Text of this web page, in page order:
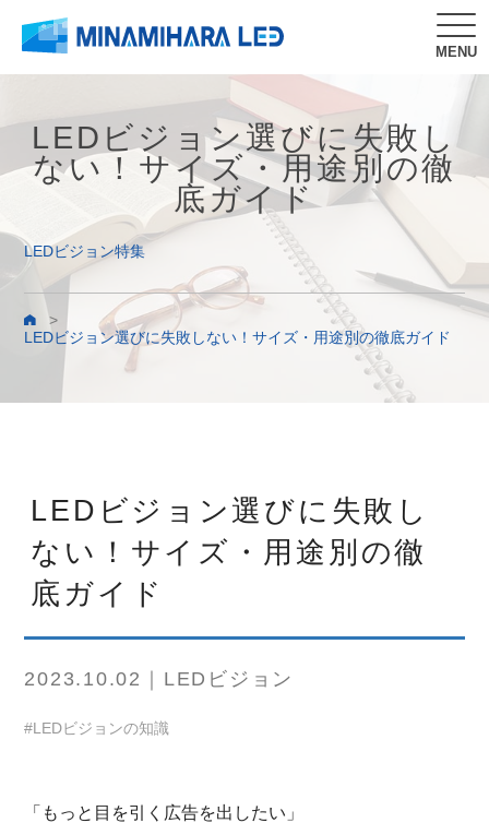
MENU
LEDビジョン選びに失敗し
ない！サイズ・用途別の徹
底ガイド
LEDビジョン特集
>
LEDビジョン選びに失敗しない！サイズ・用途別の徹底ガイド
LEDビジョン選びに失敗し
ない！サイズ・用途別の徹
底ガイド
2023.10.02｜LEDビジョン
#LEDビジョンの知識
「もっと目を引く広告を出したい」